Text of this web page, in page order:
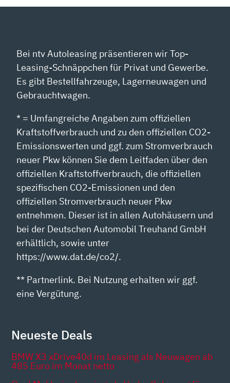
Bei ntv Autoleasing präsentieren wir Top-
Leasing-Schnäppchen für Privat und Gewerbe.
Es gibt Bestellfahrzeuge, Lagerneuwagen und
Gebrauchtwagen.
* = Umfangreiche Angaben zum offiziellen
Kraftstoffverbrauch und zu den offiziellen CO2-
Emissionswerten und ggf. zum Stromverbrauch
neuer Pkw können Sie dem Leitfaden über den
offiziellen Kraftstoffverbrauch, die offiziellen
spezifischen CO2-Emissionen und den
offiziellen Stromverbrauch neuer Pkw
entnehmen. Dieser ist in allen Autohäusern und
bei der Deutschen Automobil Treuhand GmbH
erhältlich, sowie unter
https://www.dat.de/co2/.
** Partnerlink. Bei Nutzung erhalten wir ggf.
eine Vergütung.
Neueste Deals
BMW X3 xDrive40d im Leasing als Neuwagen ab
485 Euro im Monat netto